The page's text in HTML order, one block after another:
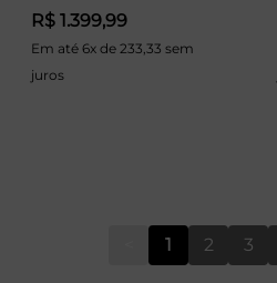
R$ 1.399,99
Em até 6x de 233,33 sem
juros
1 2 3